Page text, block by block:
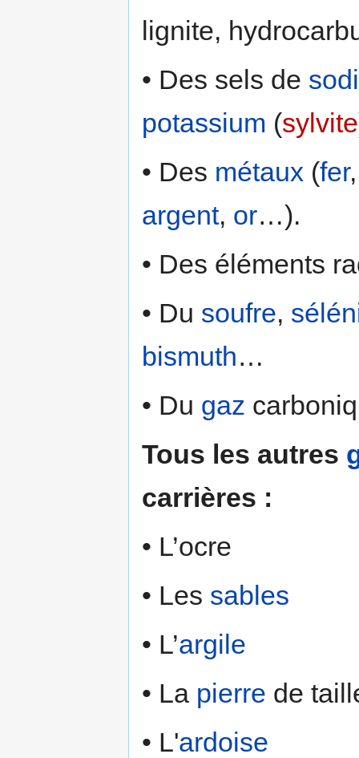
lignite,
• Des sels de
potassium (sylvite
• Des métaux (fer
argent, or…).
• Des éléments
• Du soufre,
bismuth…
• Du gaz
Tous les autres
carrières :
• L’ocre
• Les sables
• L’argile
• La pierre de
• L'ardoise